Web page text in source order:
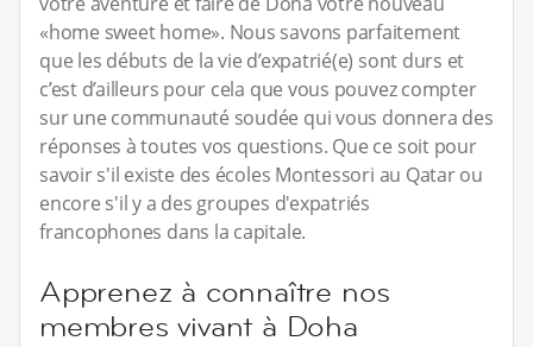
«home sweet home». Nous savons parfaitement
que les débuts de la vie d’expatrié(e) sont durs et
c’est d’ailleurs pour cela que vous pouvez compter
sur une communauté soudée qui vous donnera des
réponses à toutes vos questions. Que ce soit pour
savoir s'il existe des écoles Montessori au Qatar ou
encore s'il y a des groupes d'expatriés
francophones dans la capitale.
Apprenez à connaître nos
membres vivant à Doha